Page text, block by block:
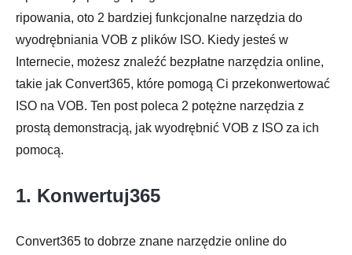
Krok 3.
ripowania, oto 2 bardziej funkcjonalne narzędzia do
wyodrębniania VOB z plików ISO. Kiedy jesteś w
Internecie, możesz znaleźć bezpłatne narzędzia online,
takie jak Convert365, które pomogą Ci przekonwertować
ISO na VOB. Ten post poleca 2 potężne narzędzia z
prostą demonstracją, jak wyodrębnić VOB z ISO za ich
pomocą.
1. Konwertuj365
Convert365 to dobrze znane narzędzie online do